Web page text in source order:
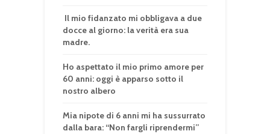
Il mio fidanzato mi obbligava a due
docce al giorno: la verità era sua
madre.
Ho aspettato il mio primo amore per
60 anni: oggi è apparso sotto il
nostro albero
Mia nipote di 6 anni mi ha sussurrato
dalla bara: “Non fargli riprendermi”